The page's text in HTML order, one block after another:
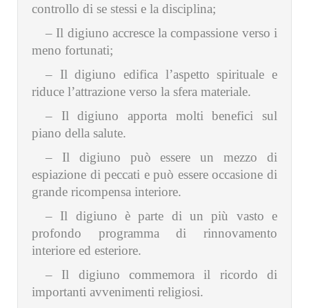
controllo di se stessi e la disciplina;
– Il digiuno accresce la compassione verso i
meno fortunati;
– Il digiuno edifica l’aspetto spirituale e
riduce l’attrazione verso la sfera materiale.
– Il digiuno apporta molti benefici sul
piano della salute.
– Il digiuno può essere un mezzo di
espiazione di peccati e può essere occasione di
grande ricompensa interiore.
– Il digiuno è parte di un più vasto e
profondo programma di rinnovamento
interiore ed esteriore.
– Il digiuno commemora il ricordo di
importanti avvenimenti religiosi.